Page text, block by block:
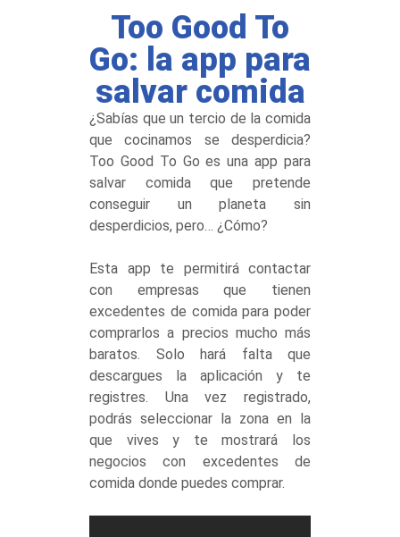
Too Good To
Go: la app para
salvar comida
¿Sabías que un tercio de la comida
que cocinamos se desperdicia?
Too Good To Go es una app para
salvar comida que pretende
conseguir un planeta sin
desperdicios, pero… ¿Cómo?
Esta app te permitirá contactar
con empresas que tienen
excedentes de comida para poder
comprarlos a precios mucho más
baratos. Solo hará falta que
descargues la aplicación y te
registres. Una vez registrado,
podrás seleccionar la zona en la
que vives y te mostrará los
negocios con excedentes de
comida donde puedes comprar.